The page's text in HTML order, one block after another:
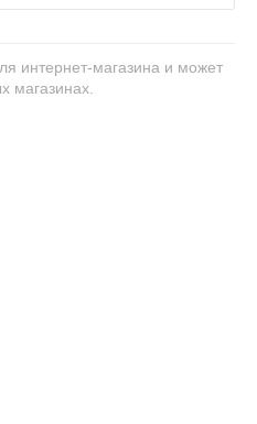
интернет-магазина и может
магазинах.